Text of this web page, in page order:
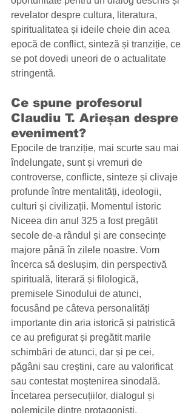
revelator despre cultura, literatura,
spiritualitatea și ideile cheie din acea
epocă de conflict, sinteză și tranziție, ce
se pot dovedi uneori de o actualitate
stringentă.
Ce spune profesorul
Claudiu T. Arieșan despre
eveniment?
Epocile de tranziție, mai scurte sau mai
îndelungate, sunt și vremuri de
controverse, conflicte, sinteze și clivaje
profunde între mentalități, ideologii,
culturi și civilizații. Momentul istoric
Niceea din anul 325 a fost pregătit
secole de-a rândul și are consecințe
majore până în zilele noastre. Vom
încerca să deslușim, din perspectivă
spirituală, literară și filologică,
premisele Sinodului de atunci,
focusând pe câteva personalități
importante din aria istorică și patristică
ce au prefigurat și pregătit marile
schimbări de atunci, dar și pe cei,
păgâni sau creștini, care au valorificat
sau contestat moștenirea sinodală.
Încetarea persecuțiilor, dialogul și
polemicile dintre protagoniști,